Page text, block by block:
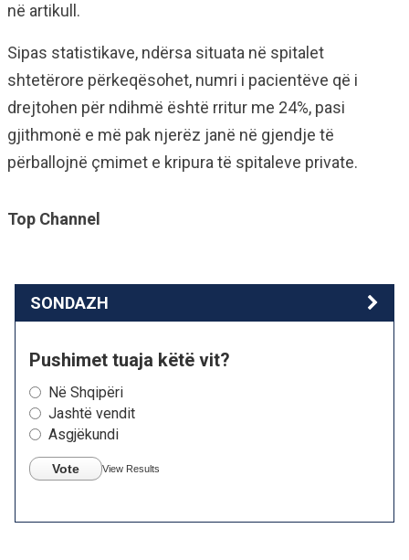
në artikull.
Sipas statistikave, ndërsa situata në spitalet
shtetërore përkeqësohet, numri i pacientëve që i
drejtohen për ndihmë është rritur me 24%, pasi
gjithmonë e më pak njerëz janë në gjendje të
përballojnë çmimet e kripura të spitaleve private.
Top Channel
SONDAZH
Pushimet tuaja këtë vit?
Në Shqipëri
Jashtë vendit
Asgjëkundi
Vote View Results